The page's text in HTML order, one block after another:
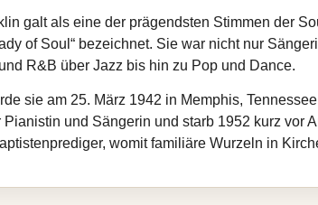
galt als eine der prägendsten Stimmen der
of Soul“ bezeichnet. Sie war nicht nur
R&B über Jazz bis hin zu Pop und Dance.
sie am 25. März 1942 in Memphis,
Pianistin und Sängerin und starb 1952 kurz vor
womit familiäre Wurzeln in